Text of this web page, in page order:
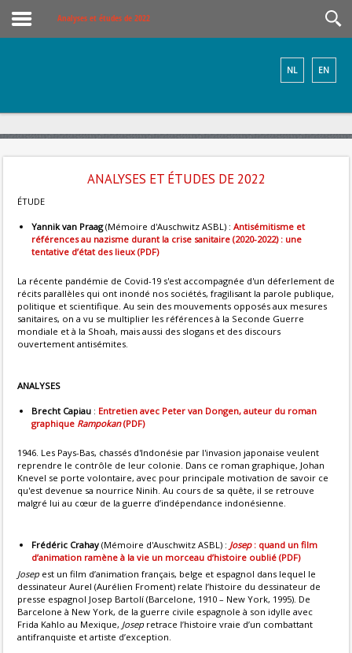
Analyses et études de 2022
EN
NL
ANALYSES ET ÉTUDES DE 2022
ÉTUDE
Yannik van Praag(Mémoire d'Auschwitz ASBL) : Antisémitisme et
références au nazisme durant la crise sanitaire (2020-2022) : une
tentative d’état des lieux (PDF)
La récente pandémie de Covid-19 s'est accompagnée d'un déferlement de
récits parallèles qui ont inondé nos sociétés, fragilisant la parole publique,
politique et scientifique. Au sein des mouvements opposés aux mesures
sanitaires, on a vu se multiplier les références à la Seconde Guerre
mondiale et à la Shoah, mais aussi des slogans et des discours
ouvertement antisémites.
ANALYSES
Brecht Capiau : Entretien avec Peter van Dongen, auteur du roman
graphique Rampokan(PDF)
1946. Les Pays-Bas, chassés d'Indonésie par l'invasion japonaise veulent
reprendre le contrôle de leur colonie. Dans ce roman graphique, Johan
Knevel se porte volontaire, avec pour principale motivation de savoir ce
qu'est devenue sa nourrice Ninih. Au cours de sa quête, il se retrouve
malgré lui au cœur de la guerre d’indépendance indonésienne.
Frédéric Crahay (Mémoire d'Auschwitz ASBL) : Josep: quand un film
d’animation ramène à la vie un morceau d’histoire oublié (PDF)
Josep est un film d’animation français, belge et espagnol dans lequel le
dessinateur Aurel (Aurélien Froment) relate l’histoire du dessinateur de
presse espagnol Josep Bartolí (Barcelone, 1910 – New York, 1995). De
Barcelone à New York, de la guerre civile espagnole à son idylle avec
Frida Kahlo au Mexique, Josep retrace l’histoire vraie d’un combattant
antifranquiste et artiste d’exception.